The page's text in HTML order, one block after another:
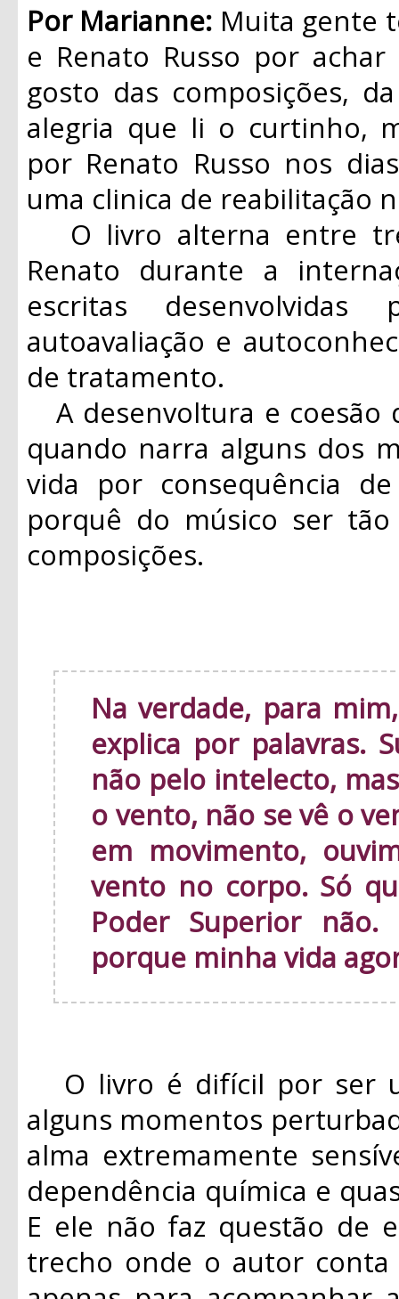
Por Marianne: Muita gente
e Renato Russo por achar
gosto das composições,
alegria que li o curtinho,
por Renato Russo nos
uma clinica de reabilitação
O livro alterna entre
Renato durante a
escritas
autoavaliação e
de tratamento.
A desenvoltura e coesão
quando narra alguns dos
vida por consequência
porquê do músico ser
composições.
Na verdade, para
explica por palavras.
não pelo intelecto,
o vento, não se vê o
em movimento,
vento no corpo. Só
Poder Superior
porque minha vida
O livro é difícil por ser
alguns momentos
alma extremamente
dependência química e
E ele não faz questão de
trecho onde o autor